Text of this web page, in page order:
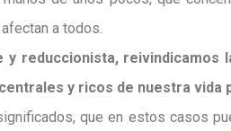
a todos.
reduccionista, reivindicamos
y ricos de nuestra vida
que en estos casos